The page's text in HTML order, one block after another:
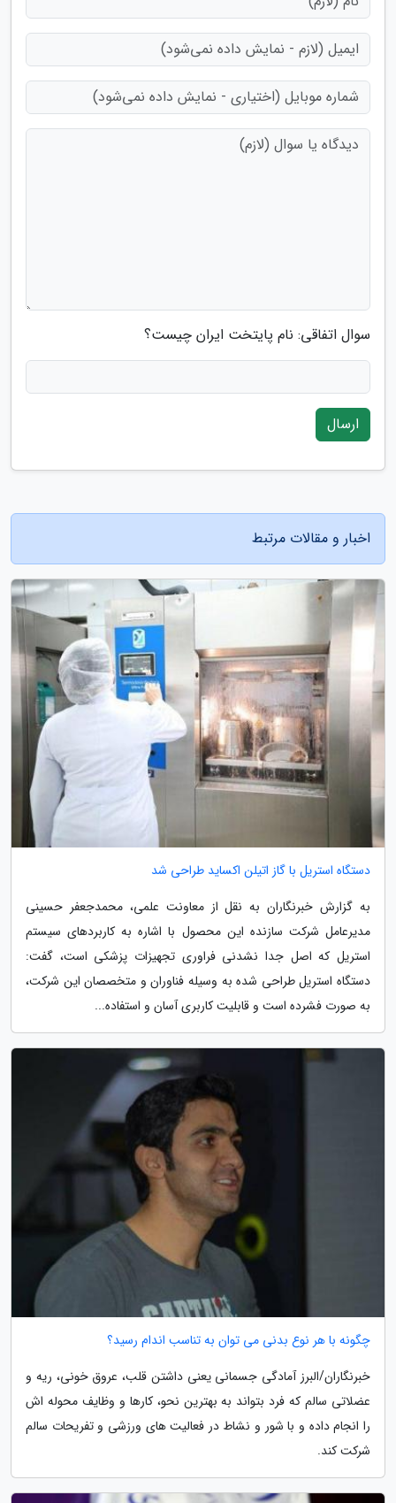
سوال اتفاقی: نام پایتخت ایران چیست؟
ارسال
اخبار و مقالات مرتبط
دستگاه استریل با گاز اتیلن اکساید طراحی شد
به گزارش خبرنگاران به نقل از معاونت علمی، محمدجعفر حسینی
مدیرعامل شرکت سازنده این محصول با اشاره به کاربردهای سیستم
استریل که اصل جدا نشدنی فراوری تجهیزات پزشکی است، گفت:
دستگاه استریل طراحی شده به وسیله فناوران و متخصصان این شرکت،
به صورت فشرده است و قابلیت کاربری آسان و استفاده...
چگونه با هر نوع بدنی می توان به تناسب اندام رسید؟
خبرنگاران/البرز آمادگی جسمانی یعنی داشتن قلب، عروق خونی، ریه و
عضلاتی سالم که فرد بتواند به بهترین نحو، کارها و وظایف محوله اش
را انجام داده و با شور و نشاط در فعالیت های ورزشی و تفریحات سالم
شرکت کند.